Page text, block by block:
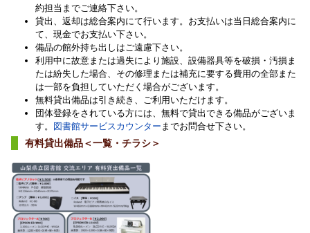
約担当までご連絡下さい。
貸出、返却は総合案内にて行います。お支払いは当日総合案内に
て、現金でお支払い下さい。
備品の館外持ち出しはご遠慮下さい。
利用中に故意または過失により施設、設備器具等を破損・汚損ま
たは紛失した場合、その修理または補充に要する費用の全部また
は一部を負担していただく場合がございます。
無料貸出備品は引き続き、ご利用いただけます。
団体登録をされている方には、無料で貸出できる備品がございま
す。
図書館サービスカウンター までお問合せ下さい。
有料貸出備品＜一覧・チラシ＞